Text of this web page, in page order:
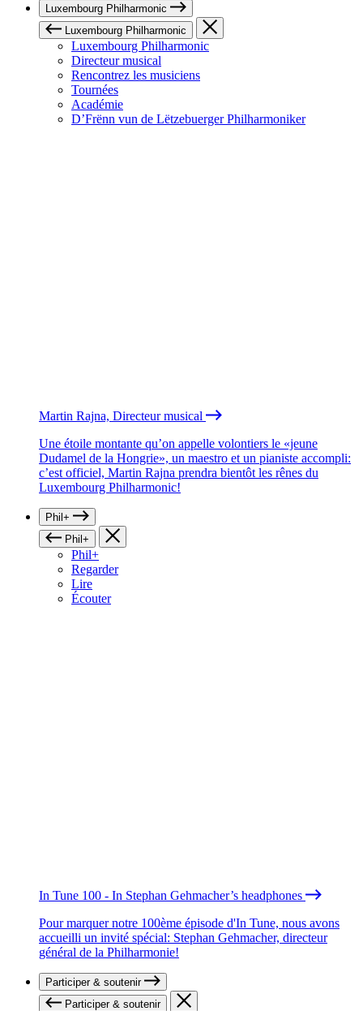
Luxembourg Philharmonic
Luxembourg Philharmonic
Luxembourg Philharmonic
Directeur musical
Rencontrez les musiciens
Tournées
Académie
D’Frënn vun de Lëtzebuerger Philharmoniker
Martin Rajna, Directeur musical
Une étoile montante qu’on appelle volontiers le «jeune
Dudamel de la Hongrie», un maestro et un pianiste accompli:
c’est officiel, Martin Rajna prendra bientôt les rênes du
Luxembourg Philharmonic!
Phil+
Phil+
Phil+
Regarder
Lire
Écouter
In Tune 100 - In Stephan Gehmacher’s headphones
Pour marquer notre 100ème épisode d'In Tune, nous avons
accueilli un invité spécial: Stephan Gehmacher, directeur
général de la Philharmonie!
Participer & soutenir
Participer & soutenir